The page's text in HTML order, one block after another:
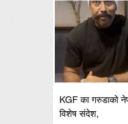
KGF का गरुडाको
विशेष संदेश,